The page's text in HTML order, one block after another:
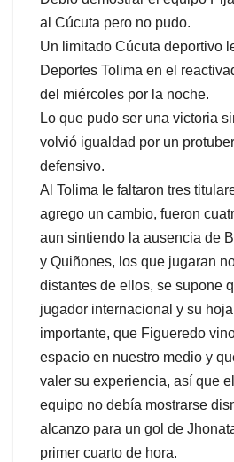
al Cúcuta pero no pudo.
Un limitado Cúcuta deportivo
Deportes Tolima en el
del miércoles por la noche.
Lo que pudo ser una victoria
volvió igualdad por un
defensivo.
Al Tolima le faltaron tres
agrego un cambio, fueron
aun sintiendo la ausencia de
y Quiñones, los que jugaran
distantes de ellos, se supone
jugador internacional y su
importante, que Figueredo
espacio en nuestro medio y
valer su experiencia, así que
equipo no debía mostrarse
alcanzo para un gol de
primer cuarto de hora.